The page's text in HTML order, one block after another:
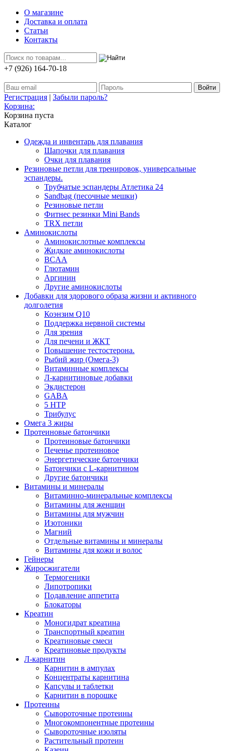
О магазине
Доставка и оплата
Статьи
Контакты
+7 (926) 164-70-18
Регистрация | Забыли пароль?
Корзина:
Корзина пуста
Каталог
Одежда и инвентарь для плавания
Шапочки для плавания
Очки для плавания
Резиновые петли для тренировок, универсальные
эспандеры.
Трубчатые эспандеры Атлетика 24
Sandbag (песочные мешки)
Резиновые петли
Фитнес резинки Mini Bands
TRX петли
Аминокислоты
Аминокислотные комплексы
Жидкие аминокислоты
BCAA
Глютамин
Аргинин
Другие аминокислоты
Добавки для здорового образа жизни и активного
долголетия
Коэнзим Q10
Поддержка нервной системы
Для зрения
Для печени и ЖКТ
Повышение тестостерона.
Рыбий жир (Омега-3)
Витаминные комплексы
Л-карнитиновые добавки
Экдистерон
GABA
5 HTP
Трибулус
Омега 3 жиры
Протеиновые батончики
Протеиновые батончики
Печенье протеиновое
Энергетические батончики
Батончики с L-карнитином
Другие батончики
Витамины и минералы
Витаминно-минеральные комплексы
Витамины для женщин
Витамины для мужчин
Изотоники
Магний
Отдельные витамины и минералы
Витамины для кожи и волос
Гейнеры
Жиросжигатели
Термогеники
Липотропики
Подавление аппетита
Блокаторы
Креатин
Моногидрат креатина
Транспортный креатин
Креатиновые смеси
Креатиновые продукты
Л-карнитин
Карнитин в ампулах
Концентраты карнитина
Капсулы и таблетки
Карнитин в порошке
Протеины
Сывороточные протеины
Многокомпонентные протеины
Сывороточные изоляты
Растительный протеин